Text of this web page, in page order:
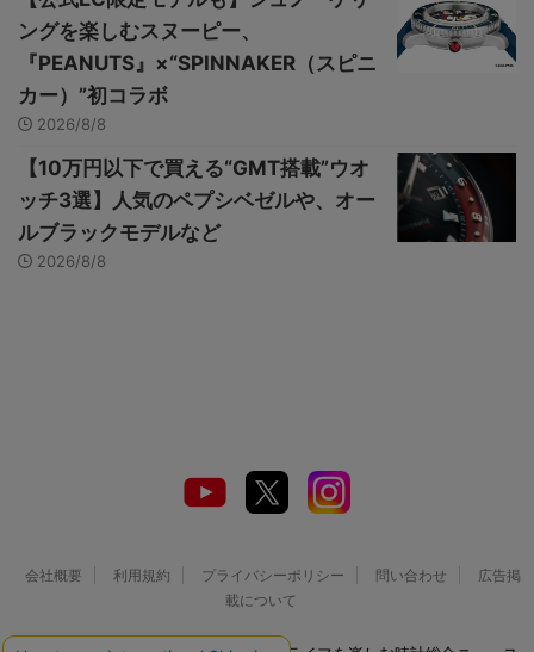
ングを楽しむスヌーピー、
『PEANUTS』×“SPINNAKER（スピニ
カー）”初コラボ
2026/8/8
【10万円以下で買える“GMT搭載”ウオ
ッチ3選】人気のペプシベゼルや、オー
ルブラックモデルなど
2026/8/8
会社概要 利用規約 プライバシーポリシー 問い合わせ
広告掲
載について